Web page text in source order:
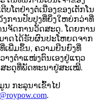
ໂຕຢ່າງຕໍ່ເນື່ອງຂອງເຕັກໂນ
ງການປັບປຸງທີ່ຍິ່ງໃຫຍ່ກວ່າທີ່
ຈັດການວັດສະດຸ. ໂດຍການ
າດໄດ້ຮັບຜົນປະໂຫຍດຈາກ
ເພີ່ມຂຶ້ນ, ຄວາມຍືນຍົງທີ່
າງຕຳແໜ່ງຕົນເອງຢູ່ແຖວ
ະດຸທີ່ພັດທະນາຢູ່ສະເໝີ.
ກະລຸນາເຂົ້າໄປ
.